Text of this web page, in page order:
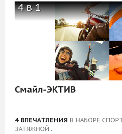
4 в 1
Смайл-ЭКТИВ
4 ВПЕЧАТЛЕНИЯ В НАБОРЕ
ЗАТЯЖНОЙ...